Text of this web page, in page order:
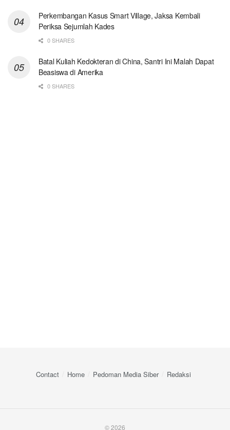
Perkembangan Kasus Smart Village, Jaksa Kembali
Periksa Sejumlah Kades
0 SHARES
Batal Kuliah Kedokteran di China, Santri Ini Malah Dapat
Beasiswa di Amerika
0 SHARES
Contact Home Pedoman Media Siber Redaksi
© 2026